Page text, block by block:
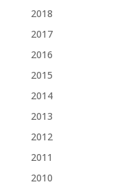
2018
2017
2016
2015
2014
2013
2012
2011
2010